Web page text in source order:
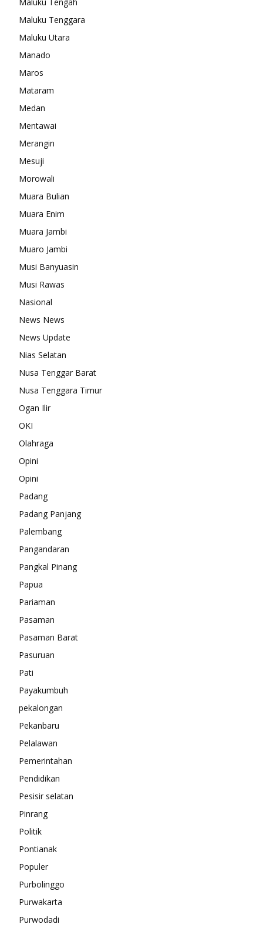
Maluku Tenggara
Maluku Utara
Manado
Maros
Mataram
Medan
Mentawai
Merangin
Mesuji
Morowali
Muara Bulian
Muara Enim
Muara Jambi
Muaro Jambi
Musi Banyuasin
Musi Rawas
Nasional
News News
News Update
Nias Selatan
Nusa Tenggar Barat
Nusa Tenggara Timur
Ogan Ilir
OKI
Olahraga
Opini
Opini
Padang
Padang Panjang
Palembang
Pangandaran
Pangkal Pinang
Papua
Pariaman
Pasaman
Pasaman Barat
Pasuruan
Pati
Payakumbuh
pekalongan
Pekanbaru
Pelalawan
Pemerintahan
Pendidikan
Pesisir selatan
Pinrang
Politik
Pontianak
Populer
Purbolinggo
Purwakarta
Purwodadi